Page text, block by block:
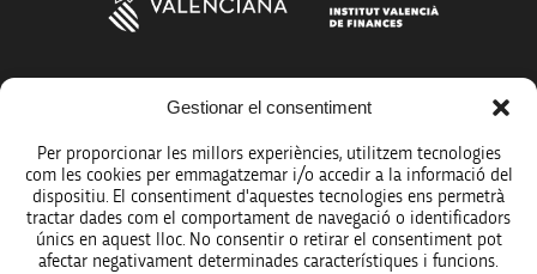
Gestionar el consentiment
Per proporcionar les millors experiències, utilitzem tecnologies
com les cookies per emmagatzemar i/o accedir a la informació del
dispositiu. El consentiment d'aquestes tecnologies ens permetrà
tractar dades com el comportament de navegació o identificadors
únics en aquest lloc. No consentir o retirar el consentiment pot
afectar negativament determinades característiques i funcions.
Més organismes de suport a la innovació
Avís legal